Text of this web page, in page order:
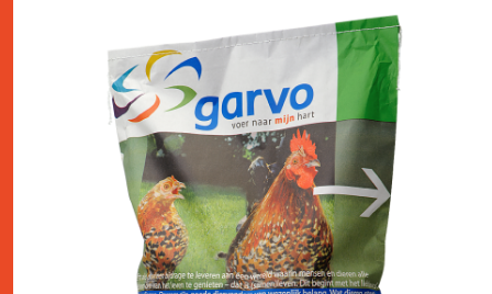
assortiment
winkels
nieuws
contact